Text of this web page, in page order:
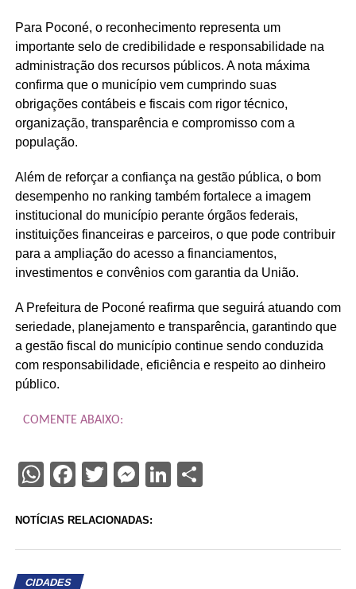
Para Poconé, o reconhecimento representa um
importante selo de credibilidade e responsabilidade na
administração dos recursos públicos. A nota máxima
confirma que o município vem cumprindo suas
obrigações contábeis e fiscais com rigor técnico,
organização, transparência e compromisso com a
população.
Além de reforçar a confiança na gestão pública, o bom
desempenho no ranking também fortalece a imagem
institucional do município perante órgãos federais,
instituições financeiras e parceiros, o que pode contribuir
para a ampliação do acesso a financiamentos,
investimentos e convênios com garantia da União.
A Prefeitura de Poconé reafirma que seguirá atuando com
seriedade, planejamento e transparência, garantindo que
a gestão fiscal do município continue sendo conduzida
com responsabilidade, eficiência e respeito ao dinheiro
público.
COMENTE ABAIXO:
WhatsApp
Facebook
Twitter
Messenger
LinkedIn
Share
NOTÍCIAS RELACIONADAS:
CIDADES